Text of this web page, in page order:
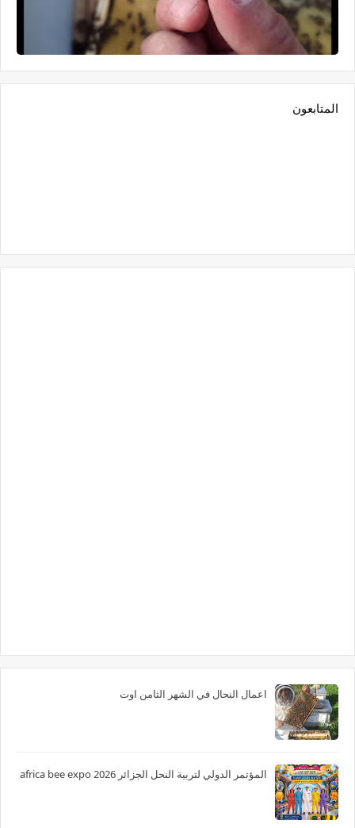
المتابعون
اعمال النحال في الشهر الثامن اوت
المؤتمر الدولي لتربية النحل الجزائر 2026 africa bee expo